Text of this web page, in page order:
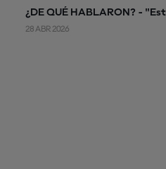
¿DE QUÉ HABLARON? -
28 ABR 2026